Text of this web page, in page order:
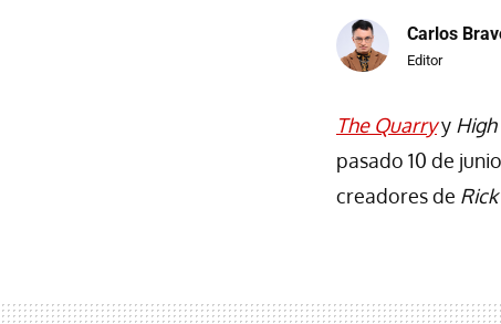
Carlos
Editor
The Quarryy
pasado 10 de
creadores de